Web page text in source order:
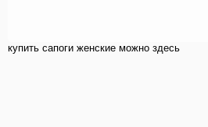
купить cапоги женские можно здесь